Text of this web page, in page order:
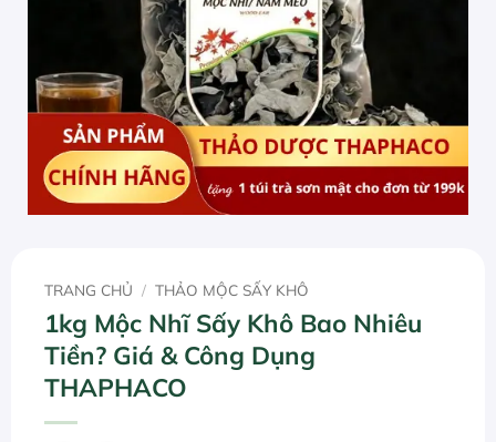
TRANG CHỦ / THẢO MỘC SẤY KHÔ
1kg Mộc Nhĩ Sấy Khô Bao Nhiêu
Tiền? Giá & Công Dụng
THAPHACO